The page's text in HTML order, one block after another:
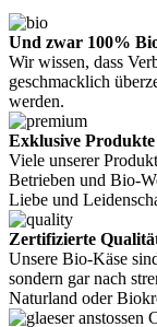
Und zwar 100%
Wir wissen, dass
geschmacklich
werden.
Exklusive Produkte
Viele unserer
Betrieben und Bio-
Liebe und
Zertifizierte
Unsere Bio-Käse
sondern gar nach
Naturland oder